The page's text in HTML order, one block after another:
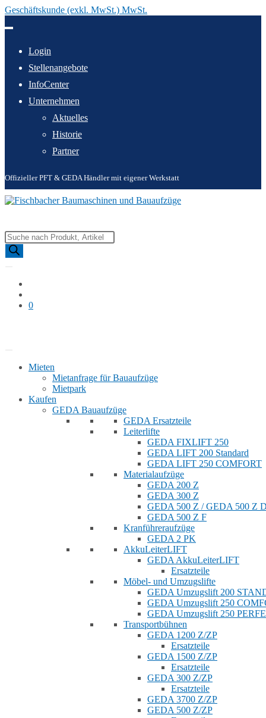
Geschäftskunde (exkl. MwSt.) MwSt.
Inhalt
Login
Stellenangebote
InfoCenter
Unternehmen
Aktuelles
Historie
Partner
Offizieller PFT & GEDA Händler mit eigener Werkstatt
Products
search
0
Mieten
Mietanfrage für Bauaufzüge
Mietpark
Kaufen
GEDA Bauaufzüge
GEDA Ersatzteile
Leiterlifte
GEDA FIXLIFT 250
GEDA LIFT 200 Standard
GEDA LIFT 250 COMFORT
Materialaufzüge
GEDA 200 Z
GEDA 300 Z
GEDA 500 Z / GEDA 500 Z
GEDA 500 Z F
Kranführeraufzüge
GEDA 2 PK
AkkuLeiterLIFT
GEDA AkkuLeiterLIFT
Ersatzteile
Möbel- und Umzugslifte
GEDA Umzugslift 200
GEDA Umzugslift 250
GEDA Umzugslift 250
Transportbühnen
GEDA 1200 Z/ZP
Ersatzteile
GEDA 1500 Z/ZP
Ersatzteile
GEDA 300 Z/ZP
Ersatzteile
GEDA 3700 Z/ZP
GEDA 500 Z/ZP